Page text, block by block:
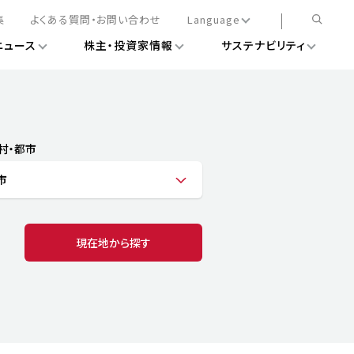
トカバレッジ
について
ネジメント
ィナビリティデータ
よくある質問・お問い合わせ
Language
日本語
ュース 株主・投資家情報 サステナビリティ
・都市
現在地から探す